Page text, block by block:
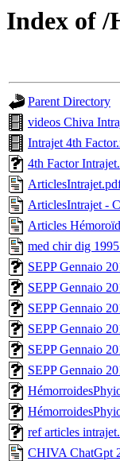
Index of /
Parent Directory
videos Chiva
Intrajet 4th
4th Factor
ArticlesIntrajet -
Articles
med chir dig
SEPP Gennaio
SEPP Gennaio
SEPP Gennaio
SEPP Gennaio
SEPP Gennaio
SEPP Gennaio
ref articles
CHIVA ChatGpt